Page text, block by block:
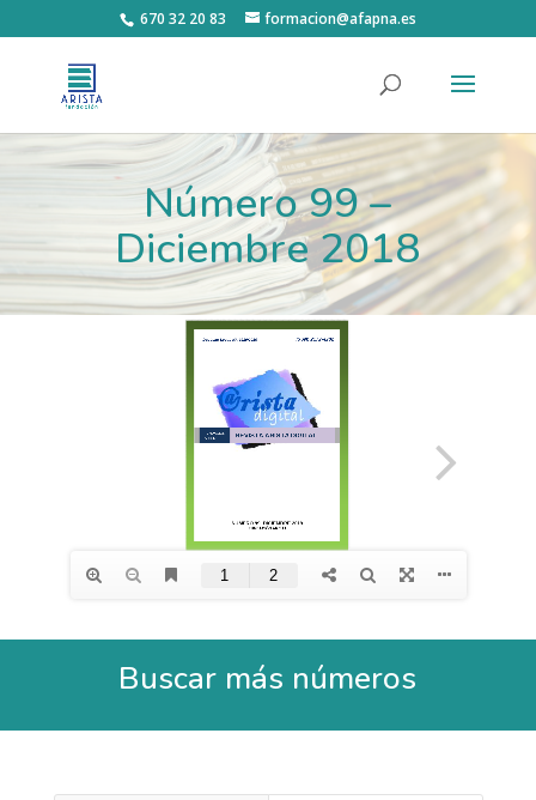
670 32 20 83 formacion@afapna.es
Número 99 –
Diciembre 2018
Buscar más números